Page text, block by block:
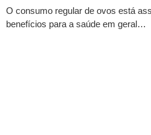
O consumo regular de ovos está
benefícios para a saúde em geral…